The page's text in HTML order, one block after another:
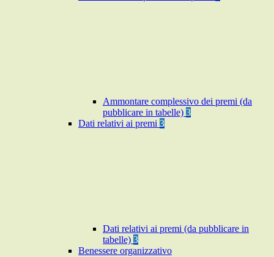
Ammontare complessivo dei premi (da
pubblicare in tabelle) 3
Dati relativi ai premi 3
Dati relativi ai premi (da pubblicare in
tabelle) 3
Benessere organizzativo